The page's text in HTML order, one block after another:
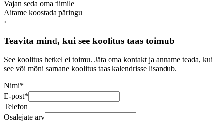
Vajan seda oma tiimile
Aitame koostada päringu
›
Teavita mind, kui see koolitus taas toimub
See koolitus hetkel ei toimu. Jäta oma kontakt ja anname teada, kui
see või mõni sarnane koolitus taas kalendrisse lisandub.
Nimi*
E-post*
Telefon
Osalejate arv